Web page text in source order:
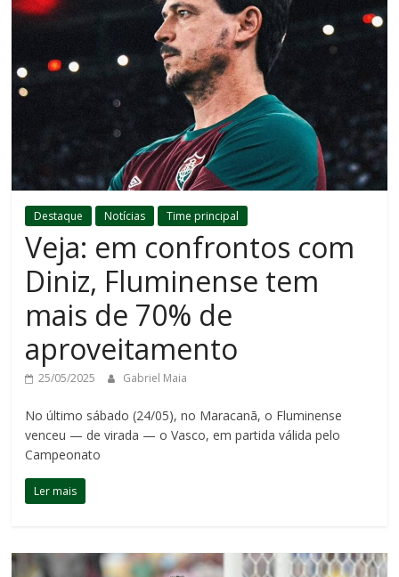
Destaque Notícias Time principal
Veja: em confrontos com
Diniz, Fluminense tem
mais de 70% de
aproveitamento
25/05/2025 Gabriel Maia
No último sábado (24/05), no Maracanã, o Fluminense
venceu — de virada — o Vasco, em partida válida pelo
Campeonato
Ler mais